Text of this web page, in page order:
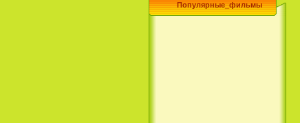
Популярные_фильмы